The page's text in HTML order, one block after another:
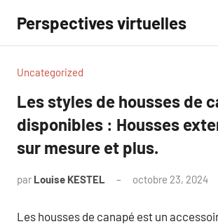
contenu
Perspectives virtuelles
Uncategorized
Les styles de housses de
disponibles : Housses
sur mesure et plus.
par Louise KESTEL octobre 23, 2024
Les housses de canapé est un